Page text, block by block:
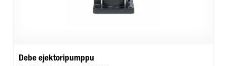
Debe ejektoripumppu